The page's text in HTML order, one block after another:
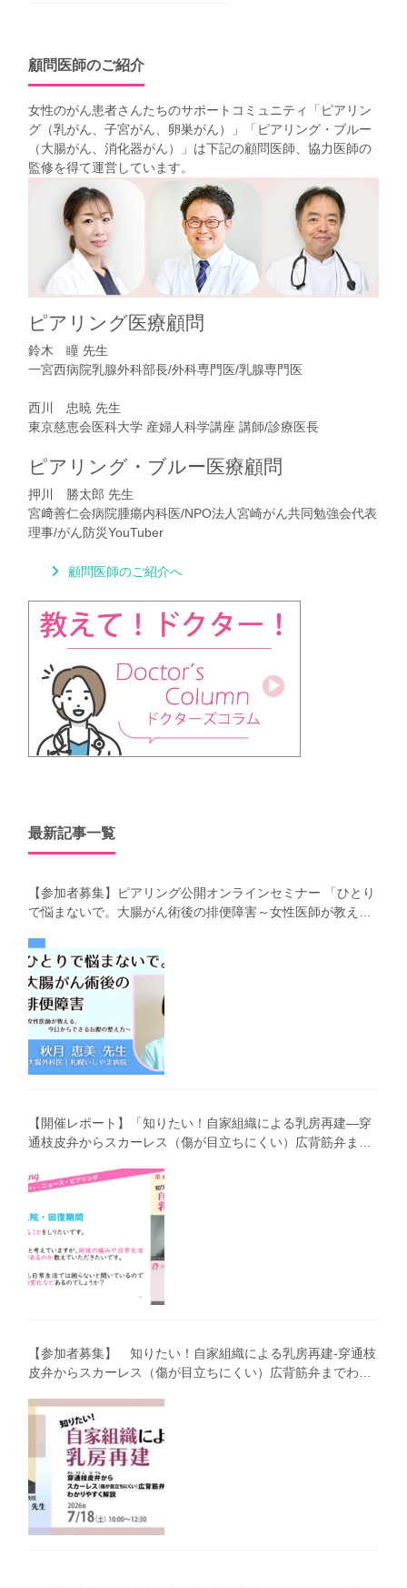
顧問医師のご紹介
女性のがん患者さんたちのサポートコミュニティ「 ピアリン
グ（乳がん、子宮がん、卵巣がん）
」「 ピアリング・ブルー
（大腸がん、消化器がん）
」は下記の顧問医師、協力医師の
監修を得て運営しています。
ピアリング医療顧問
鈴木 瞳 先生
一宮西病院乳腺外科部長/外科専門医/乳腺専門医
西川 忠暁 先生
東京慈恵会医科大学 産婦人科学講座 講師/診療医長
ピアリング・ブルー医療顧問
押川 勝太郎 先生
宮﨑善仁会病院腫瘍内科医/NPO法人宮崎がん共同勉強会代表
理事/がん防災YouTuber
顧問医師のご紹介へ
最新記事一覧
【参加者募集】ピアリング公開オンラインセミナー 「ひとり
で悩まないで。大腸がん術後の排便障害～女性医師が教え
【開催レポート】「知りたい！自家組織による乳房再建―穿
通枝皮弁からスカーレス（傷が目立ちにくい）広背筋弁まで
【参加者募集】 知りたい！自家組織による乳房再建-穿通枝
皮弁からスカーレス（傷が目立ちにくい）広背筋弁までわか